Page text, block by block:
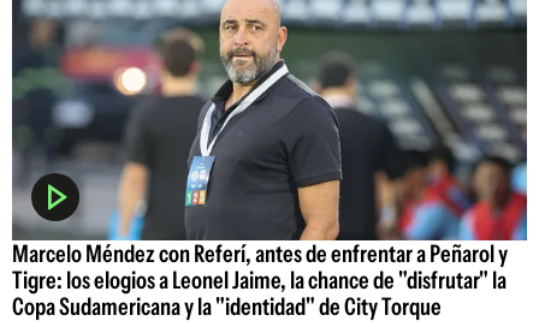
Marcelo Méndez con Referí, antes de enfrentar a Peñarol y
Tigre: los elogios a Leonel Jaime, la chance de "disfrutar" la
Copa Sudamericana y la "identidad" de City Torque